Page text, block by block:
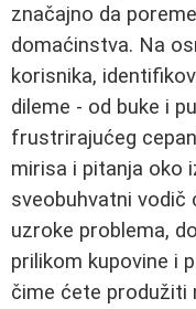
značajno da
domaćinstva. Na
korisnika,
dileme - od buke i
frustrirajućeg
mirisa i pitanja oko
sveobuhvatni vodič
uzroke problema,
prilikom kupovine i
čime ćete produžiti